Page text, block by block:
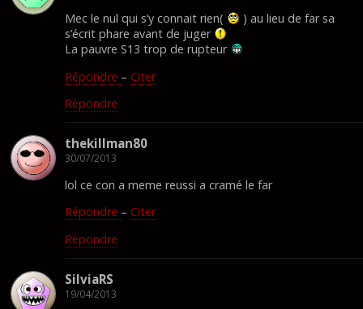
Mec le nul qui s’y connait rien(
) au lieu de far sa
s’écrit phare avant de juger
La pauvre S13 trop de rupteur
Répondre – Citer
Répondre
thekillman80
30/07/2013
lol ce con a meme reussi a cramé le far
Répondre – Citer
Répondre
SilviaRS
19/04/2013